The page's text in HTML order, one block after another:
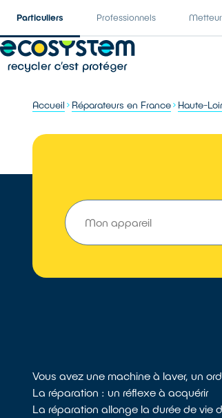
Particuliers Professionnels
Accueil Réparateurs en France Haute-
Vous avez une machine à laver, un
La réparation : un réflexe à acquérir
La réparation allonge la durée de vie